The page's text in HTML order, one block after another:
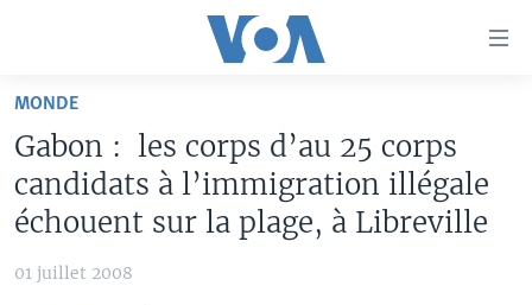
Retour
navigation
principale
Retour
AFRIQUE
ÉTATS-UNIS
LE MONDE AUJOURD'HUI
RADIO
MONDE
Gabon : les corps d’au 25 corps
candidats à l’immigration illégale
échouent sur la plage, à Libreville
01 juillet 2008